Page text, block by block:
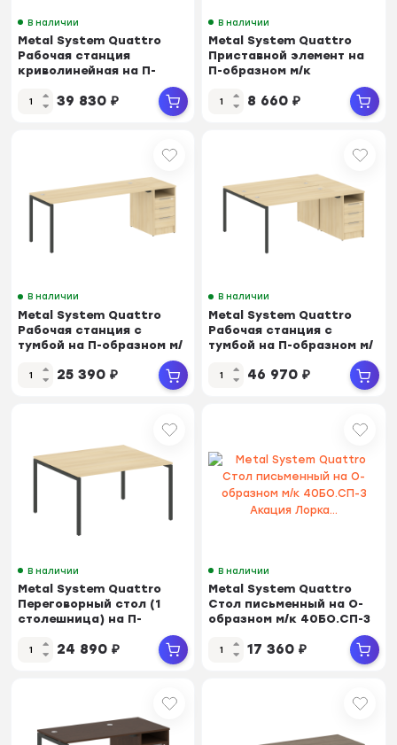
В наличии
Metal System Quattro
Рабочая станция
криволинейная на П-
образном м/к 40БП.РАС...
39 830 ₽
В наличии
Metal System Quattro
Приставной элемент на
П-образном м/к
40БП.ПР-3 Акация Ло...
8 660 ₽
В наличии
Metal System Quattro
Рабочая станция с
тумбой на П-образном м/
25 390 ₽
В наличии
Metal System Quattro
Рабочая станция с
тумбой на П-образном м/
46 970 ₽
В наличии
Metal System Quattro
Переговорный стол (1
столешница) на П-
24 890 ₽
В наличии
Metal System Quattro
Стол письменный на О-
образном м/к 40БО.СП-3
17 360 ₽